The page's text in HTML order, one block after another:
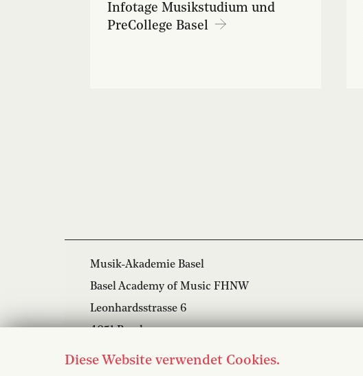
Infotage Musikstudium und
PreCollege Basel
Musik-Akademie Basel
Basel Academy of Music FHNW
Leonhardsstrasse 6
4051 Basel
+41 61 264 57 57
Diese Website verwendet Cookies.